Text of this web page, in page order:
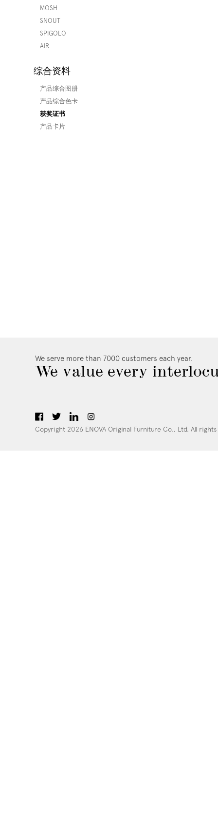
MOSH
SNOUT
SPIGOLO
AIR
综合资料
产品综合图册
产品综合色卡
获奖证书
产品卡片
We serve more than 7000 customers each year.
We value every
Copyright 2026 ENOVA Original Furniture Co., Ltd. All